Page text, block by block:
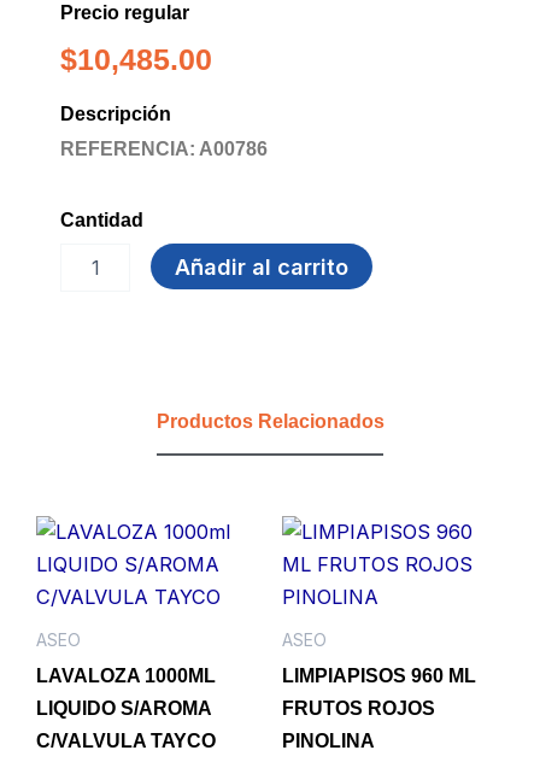
Precio regular
$10,485.00
Descripción
REFERENCIA: A00786
Cantidad
AMBIENTADOR
40ml
Añadir al carrito
Productos Relacionados
ASEO
LAVALOZA 1000ML
LIQUIDO S/AROMA
C/VALVULA TAYCO
ASEO
LIMPIAPISOS 960 ML
FRUTOS ROJOS
PINOLINA